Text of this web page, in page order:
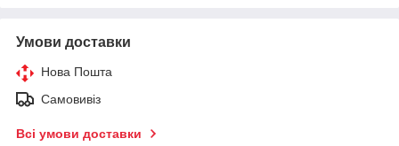
Умови доставки
Нова Пошта
Самовивіз
Всі умови доставки